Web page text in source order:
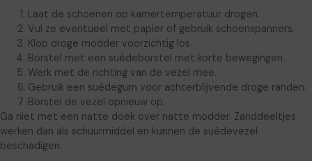
Laat de schoenen op kamertemperatuur drogen.
Vul ze eventueel met papier of gebruik schoenspanners.
Klop droge modder voorzichtig los.
Borstel met een suèdeborstel met korte bewegingen.
Werk met de richting van de vezel mee.
Gebruik een suèdegum voor achterblijvende droge randen.
Borstel de vezel opnieuw op.
Ga niet met een natte doek over natte modder. Zanddeeltjes
werken dan als schuurmiddel en kunnen de suèdevezel
beschadigen.